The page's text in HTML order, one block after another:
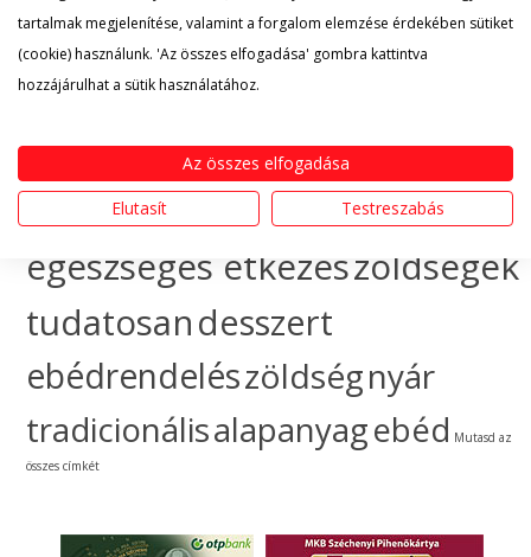
készítsemegészséges
táplálkozássütemény
gyümölcsünnepebéd
házhozszállítás hogyan
egészséges étkezészöldségek
tudatosandesszert
ebédrendelészöldségnyár
tradicionálisalapanyagebéd Mutasd az
összes címkét
tartalmak megjelenítése, valamint a forgalom elemzése érdekében sütiket
(cookie) használunk. 'Az összes elfogadása' gombra kattintva
hozzájárulhat a sütik használatához.
Az összes elfogadása
Elutasít
Testreszabás